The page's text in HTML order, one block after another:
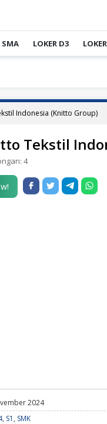
SMA LOKER D3
Indonesia (Knitto Group)
Tekstil
4
2024
, S1 , SMK